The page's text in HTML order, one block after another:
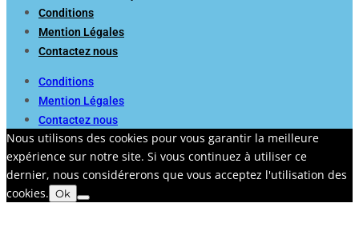
Conditions
Mention Légales
Contactez nous
Conditions
Mention Légales
Contactez nous
Nous utilisons des cookies pour vous garantir la meilleure
expérience sur notre site. Si vous continuez à utiliser ce
dernier, nous considérerons que vous acceptez l'utilisation des
cookies. Ok